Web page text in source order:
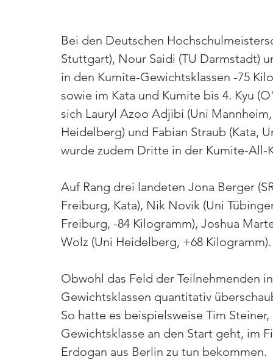
Bei den Deutschen
Stuttgart), Nour Saidi (TU Darmstadt)
in den Kumite-Gewichtsklassen -75
sowie im Kata und Kumite bis 4. Kyu
sich Lauryl Azoo Adjibi (Uni
Heidelberg) und Fabian Straub (Kata,
wurde zudem Dritte in der Kumite-All-
Auf Rang drei landeten Jona Berger
Freiburg, Kata), Nik Novik (Uni
Freiburg, -84 Kilogramm), Joshua
Wolz (Uni Heidelberg, +68 Kilogramm).
Obwohl das Feld der Teilnehmenden
Gewichtsklassen quantitativ
So hatte es beispielsweise Tim
Gewichtsklasse an den Start geht, im
Erdogan aus Berlin zu tun bekommen.